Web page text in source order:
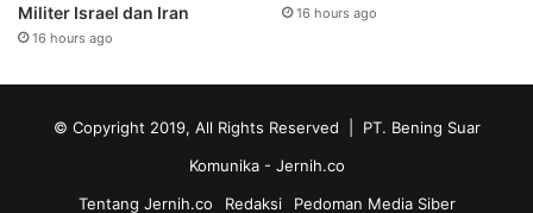
Militer Israel dan Iran
16 hours ago
16 hours ago
© Copyright 2019, All Rights Reserved | PT. Bening Suar
Komunika - Jernih.co
Tentang Jernih.co
Redaksi Pedoman Media Siber